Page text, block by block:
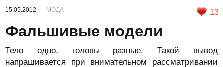
15.05.2012 МОДА 13
Фальшивые модели
Тело одно, головы разные. Такой вывод
напрашивается при внимательном рассматривании